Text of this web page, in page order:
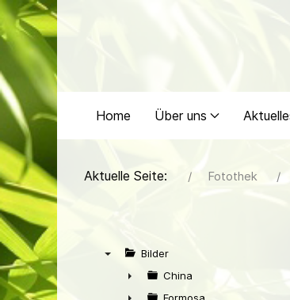
Home Über uns
Aktuelle Seite: Fotothek
Bilder
China